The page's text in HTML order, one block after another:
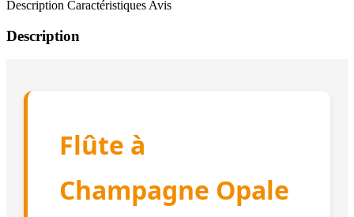
Description Caractéristiques Avis
Description
Flûte à
Champagne Opale